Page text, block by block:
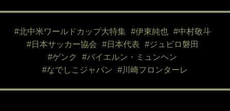
#北中米ワールドカップ大特集 #伊東純也
#中村敬斗
#日本サッカー協会
#日本代表
#ジュビロ磐田
#ゲンク
#バイエルン・ミュンヘン
#なでしこジャパン
#川崎フロンターレ